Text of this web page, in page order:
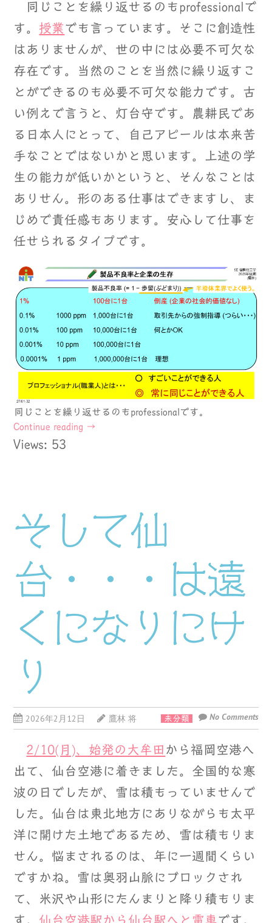
同じことを繰り返せるのもprofessionalで
す。 授業でも言っています。そこに創造性
はありませんが、世の中には必要不可欠な
存在です。当然のことを当然に繰り返すこ
とができるのも必要不可欠な能力です。古
い例えで言うと、灯台守です。農耕民であ
る日本人にとって、自己アピールは本来苦
手なことではないかと思います。上述の学
生の能力が低いかというと、そんなことは
ありせん。形のある仕事はできますし、ま
じめで責任感もあります。安心して仕事を
任せられるタイプです。
同じことを繰り返せるのもprofessionalです。
Continue reading →
Views: 53
そして仙
台・・・は遠
くになりにけ
り
2026年2月12日 鷹林 将 未分類 No Comments
2/10(月)、始発の大牟田 から福岡空港へ
出て、仙台空港に着きました。全国的な寒
波の日でしたが、雪は積もっていませんで
した。仙台は東北地方にありながらも太平
洋に開けた土地であるため、雪は積もりま
せん。悩まされるのは、年に一週間くらい
ですかね。雪は奥羽山脈にブロックされ
て、米沢や山形にたんまりと降り積もりま
す。 仙台空港駅から仙台駅へと電車です。